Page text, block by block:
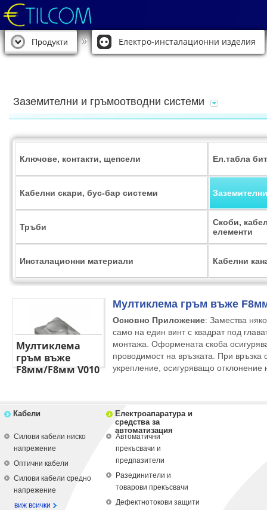
Продукти Електро-инсталационни изделия
Заземителни и гръмоотводни системи
Ключове, контакти, щепсели Ел.табла
Кабелни скари, бус-бар системи
Тръби
Скоби,
елементи
Инсталационни материали Кабелни
Мултиклема
гръм въже
F8мм/F8мм V010
Мултиклема гръм въже
Основно Приложение: Замества
само на един винт с квадрат под
монтажа. Оформената скоба
проводимост на връзката. При
укрепление, осигуряващо отклонение
Кабели
Силови кабели ниско
напрежение
Оптични кабели
Силови кабели средно
напрежение
виж всички
Електроапаратура и
средства за
автоматизация
Автоматични
прекъсвачи и
предпазители
Разединители и
товарови прекъсвачи
Дефектнотокови защити